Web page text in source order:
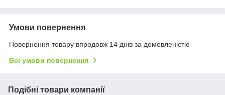
Умови повернення
Повернення товару впродовж 14 днів за домовленістю
Всі умови повернення
Подібні товари компанії